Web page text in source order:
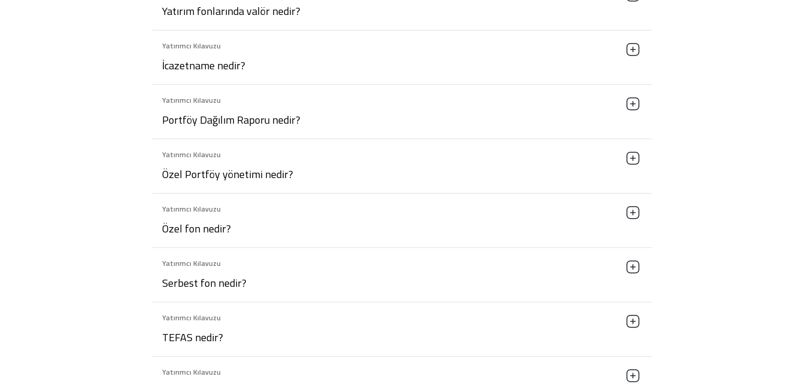
Yatırım fonlarında valör nedir?
Yatırımcı Kılavuzu
İcazetname nedir?
Yatırımcı Kılavuzu
Portföy Dağılım Raporu nedir?
Yatırımcı Kılavuzu
Özel Portföy yönetimi nedir?
Yatırımcı Kılavuzu
Özel fon nedir?
Yatırımcı Kılavuzu
Serbest fon nedir?
Yatırımcı Kılavuzu
TEFAS nedir?
Yatırımcı Kılavuzu